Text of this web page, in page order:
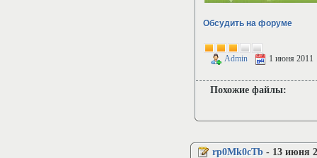
Обсудить на форуме
Admin 1 июня 2011
Похожие файлы:
rp0Mk0cTb - 13 июня